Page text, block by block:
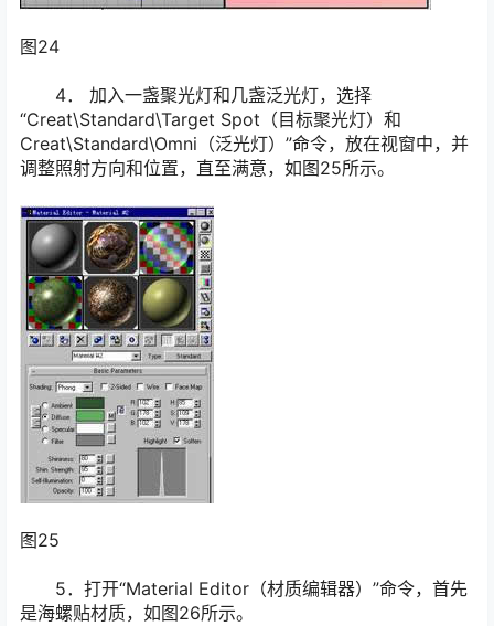
图24
4． 加入一盏聚光灯和几盏泛光灯，选择
“Creat\Standard\Target Spot（目标聚光灯）和
Creat\Standard\Omni（泛光灯）”命令，放在视窗中，并
调整照射方向和位置，直至满意，如图25所示。
图25
5．打开“Material Editor（材质编辑器）”命令，首先
是海螺贴材质，如图26所示。